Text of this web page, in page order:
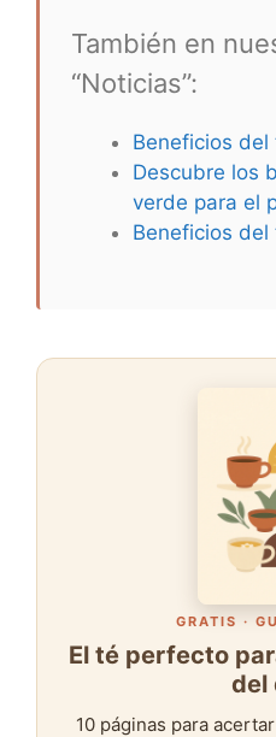
También en
“Noticias”:
Beneficios
Descubre los
verde para el
Beneficios
GRATIS ·
El té perfecto
del
10 páginas para